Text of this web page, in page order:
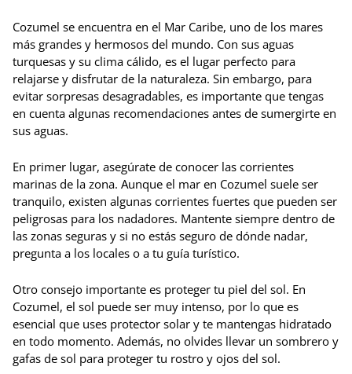
Cozumel se encuentra en el Mar Caribe, uno de los mares
más grandes y hermosos del mundo. Con sus aguas
turquesas y su clima cálido, es el lugar perfecto para
relajarse y disfrutar de la naturaleza. Sin embargo, para
evitar sorpresas desagradables, es importante que tengas
en cuenta algunas recomendaciones antes de sumergirte en
sus aguas.
En primer lugar, asegúrate de conocer las corrientes
marinas de la zona. Aunque el mar en Cozumel suele ser
tranquilo, existen algunas corrientes fuertes que pueden ser
peligrosas para los nadadores. Mantente siempre dentro de
las zonas seguras y si no estás seguro de dónde nadar,
pregunta a los locales o a tu guía turístico.
Otro consejo importante es proteger tu piel del sol. En
Cozumel, el sol puede ser muy intenso, por lo que es
esencial que uses protector solar y te mantengas hidratado
en todo momento. Además, no olvides llevar un sombrero y
gafas de sol para proteger tu rostro y ojos del sol.